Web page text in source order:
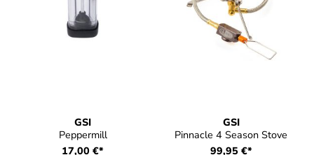
GSI
Peppermill
17,00 €*
GSI
Pinnacle 4 Season Stove
99,95 €*